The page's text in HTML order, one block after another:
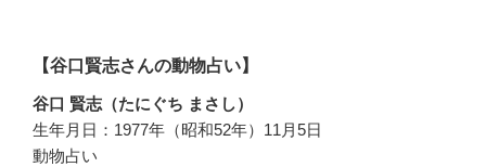
【谷口賢志さんの動物占い】
谷口 賢志（たにぐち まさし）
生年月日：1977年（昭和52年）11月5日
動物占い